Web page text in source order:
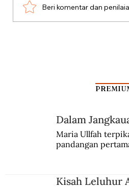
Beri komentar dan
Dalam
Maria Ullfah
pandangan
Kisah Leluhur